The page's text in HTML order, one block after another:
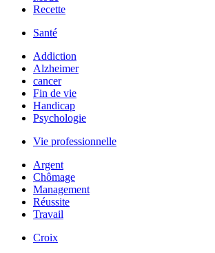
Recette
Santé
Addiction
Alzheimer
cancer
Fin de vie
Handicap
Psychologie
Vie professionnelle
Argent
Chômage
Management
Réussite
Travail
Croix